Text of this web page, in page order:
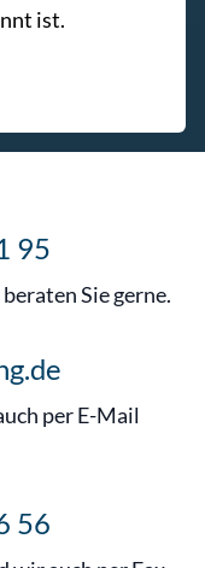
ist.
95
Sie gerne.
per E-Mail
56